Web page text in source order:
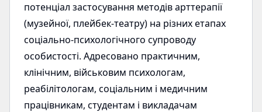
потенціал застосування методів арттерапії
(музейної, плейбек-театру) на різних етапах
соціально-психологічного супроводу
особистості. Адресовано практичним,
клінічним, військовим психологам,
реабілітологам, соціальним і медичним
працівникам, студентам і викладачам